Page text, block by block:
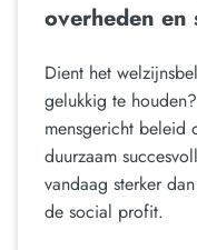
overheden
Dient het
gelukkig te
mensgericht beleid
duurzaam
vandaag sterker
de social profit.